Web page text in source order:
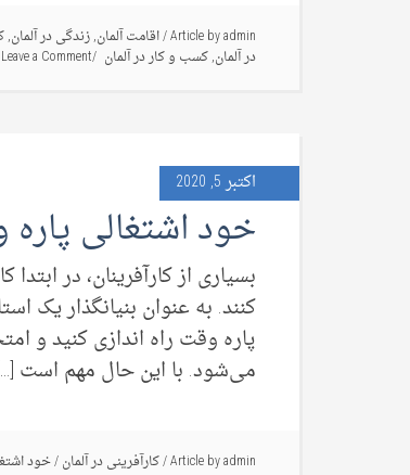
Article byadmin
/اقامت آلمان,زندگی در آلمان,
در آلمان,کسب و کار در آلمان Leave a Comment
اکتبر 5, 2020
خود اشتغالی
بسیاری از کارآفرینان، در
کنند. به عنوان بنیانگذار یک
پاره وقت راه اندازی کنید و
می‌شود. با این حال مهم است
Article byadmin
/کارآفرینی در آلمان/خود